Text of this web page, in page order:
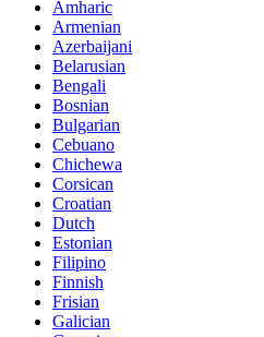
Amharic
Armenian
Azerbaijani
Belarusian
Bengali
Bosnian
Bulgarian
Cebuano
Chichewa
Corsican
Croatian
Dutch
Estonian
Filipino
Finnish
Frisian
Galician